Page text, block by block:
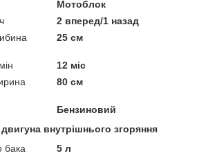
Мотоблок
2 вперед/1 назад
25 см
12 міс
80 см
Бензиновий
внутрішнього згоряння
бака
5 л